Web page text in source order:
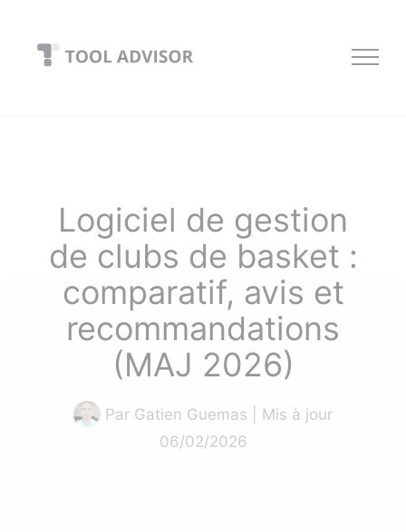
content
Logiciel de gestion
de clubs de basket :
comparatif, avis et
recommandations
(MAJ 2026)
Par Gatien Guemas | Mis à jour
06/02/2026